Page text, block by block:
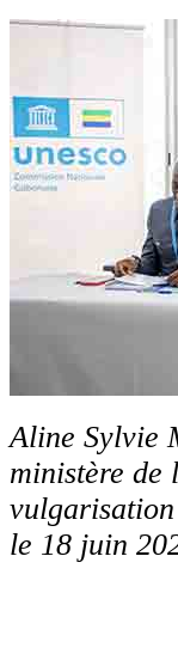
Aline Sylvie
ministère de
le 18 juin